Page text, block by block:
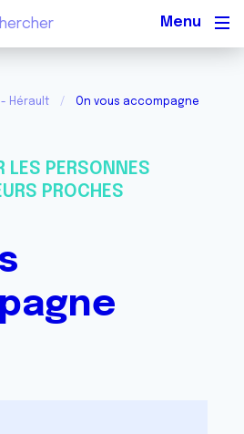
- Hérault On vous accompagne
LES PERSONNES
PROCHES